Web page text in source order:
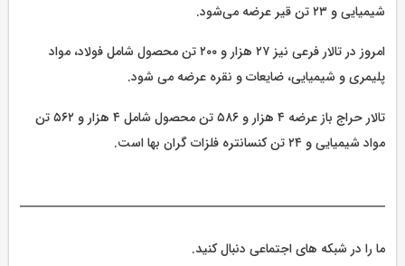
شیمیایی و ۲۳ تن قیر عرضه می‌شود.
امروز در تالار فرعی نیز ۲۷ هزار و ۲۰۰ تن محصول شامل فولاد، مواد
پلیمری و شیمیایی، ضایعات و نقره عرضه می شود.
تالار حراج باز عرضه ۴ هزار و ۵۸۶ تن محصول شامل ۴ هزار و ۵۶۲ تن
مواد شیمیایی و ۲۴ تن کنسانتره فلزات گران بها است.
ما را در شبکه های اجتماعی دنبال کنید.